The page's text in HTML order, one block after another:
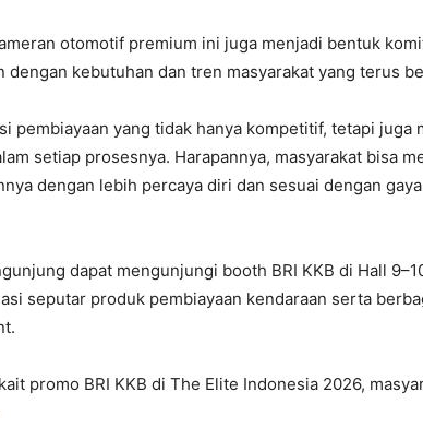
otomotif premium ini juga menjadi bentuk
kebutuhan dan tren masyarakat yang terus
pembiayaan yang tidak hanya kompetitif, tetapi juga
setiap prosesnya. Harapannya, masyarakat bisa
dengan lebih percaya diri dan sesuai dengan
dapat mengunjungi booth BRI KKB di Hall
seputar produk pembiayaan kendaraan serta
promo BRI KKB di The Elite Indonesia 2026,